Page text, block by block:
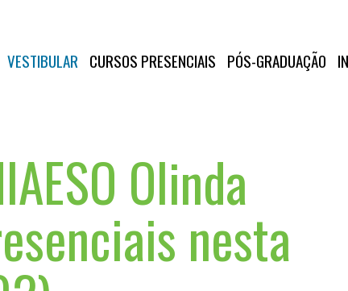
VESTIBULAR CURSOS PRESENCIAIS PÓS-GRADUAÇÃO
Olinda
nesta